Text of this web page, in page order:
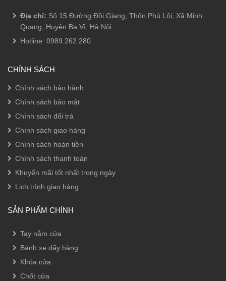
Địa chỉ: Số 15 Đường Đồi Giang, Thôn Phú Lội, Xã Minh
Quang, Huyện Ba Vì, Hà Nội.
Hotline: 0989.262.280
CHÍNH SÁCH
Chính sách bảo hành
Chính sách bảo mật
Chính sách đổi trả
Chính sách giao hàng
Chính sách hoàn tiền
Chính sách thanh toán
Khuyến mãi tốt nhất trong ngày
Lịch trình giao hàng
SẢN PHẨM CHÍNH
Tay nắm cửa
Bánh xe đẩy hàng
Khóa cửa
Chốt cửa